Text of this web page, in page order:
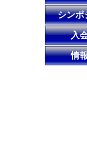
シンポ
入
情